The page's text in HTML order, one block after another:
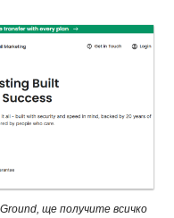
ще получите всичко